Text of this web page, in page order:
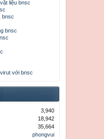
liệu bnsc
bnsc
bnsc
với bnsc
3,940
18,942
35,664
phongvui